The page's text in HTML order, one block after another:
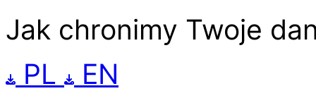
Jak chronimy Twoje
PL
EN